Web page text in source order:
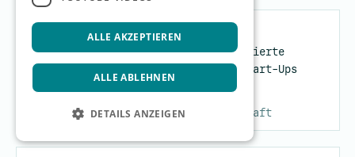
Madeleine Heuts
RAKETENSTART – KI-basierte
Rechtsberatung für Start-Ups
Politik und Gesellschaft
ALLE AKZEPTIEREN
ALLE ABLEHNEN
DETAILS ANZEIGEN